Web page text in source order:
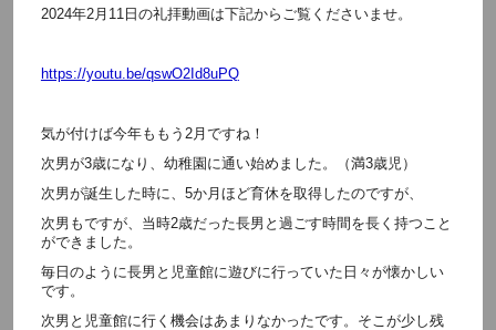
2024年2月11日の礼拝動画は下記からご覧くださいませ。
https://youtu.be/qswO2Id8uPQ
気が付けば今年ももう2月ですね！
次男が3歳になり、幼稚園に通い始めました。（満3歳児）
次男が誕生した時に、5か月ほど育休を取得したのですが、
次男もですが、当時2歳だった長男と過ごす時間を長く持つこと
ができました。
毎日のように長男と児童館に遊びに行っていた日々が懐かしい
です。
次男と児童館に行く機会はあまりなかったです。そこが少し残